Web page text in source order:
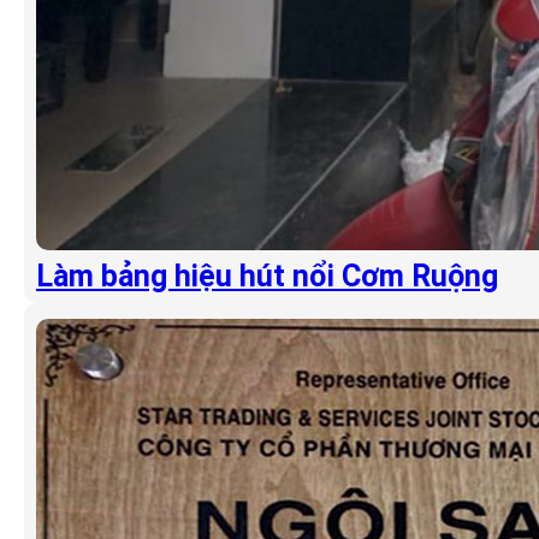
Làm bảng hiệu hút nổi Cơm Ruộng